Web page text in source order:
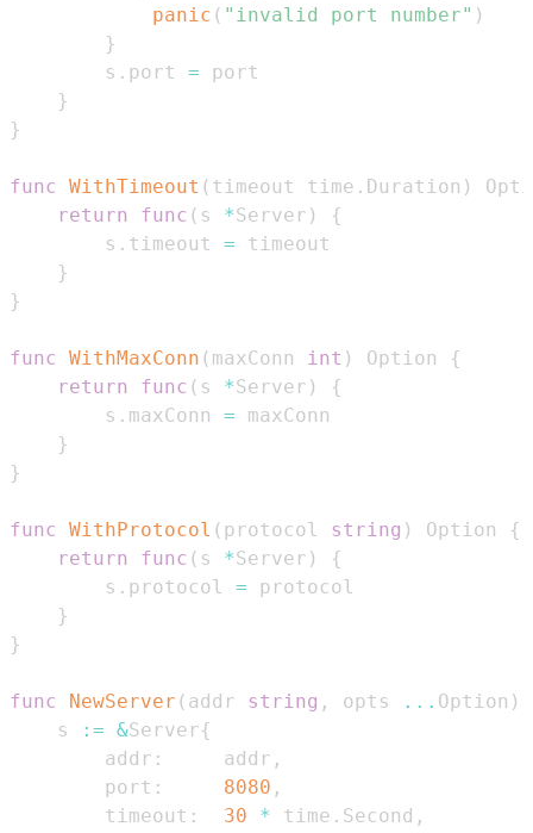
panic ( "invalid port number" )
}
        s
. port =
}
}
func WithTimeout ( timeout time . Duration )
return
func ( s *Server )
{
        s
. timeout =
}
}
func WithMaxConn ( maxConn int ) Option
{
return
func ( s *Server )
{
        s
. maxConn =
}
}
func WithProtocol ( protocol string ) Option
{
return
func ( s *Server )
{
        s
. protocol =
}
}
func NewServer ( addr string , opts ... Option )
    s
:= &Server{
        addr
:
     addr
,
        port
: 8080 ,
        timeout
: 30 * time . Second ,